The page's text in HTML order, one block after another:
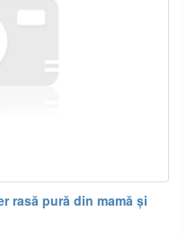
rasă pură din mamă și